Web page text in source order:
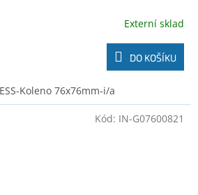
Externí sklad
DO KOŠÍKU
Koleno 76x76mm-i/a
Kód: IN-G07600821